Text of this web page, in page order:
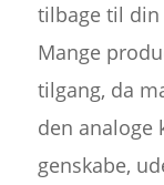
tilbage til din
Mange
tilgang, da
den analoge
genskabe,